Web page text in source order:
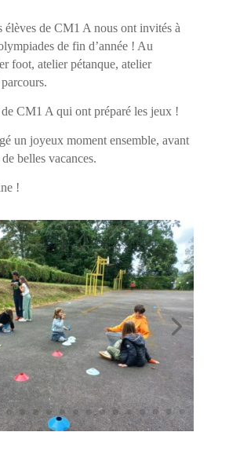
de CM1 A nous ont invités à
de fin d’année ! Au
foot, atelier pétanque, atelier
CM1 A qui ont préparé les jeux !
un joyeux moment ensemble, avant
belles vacances.
!